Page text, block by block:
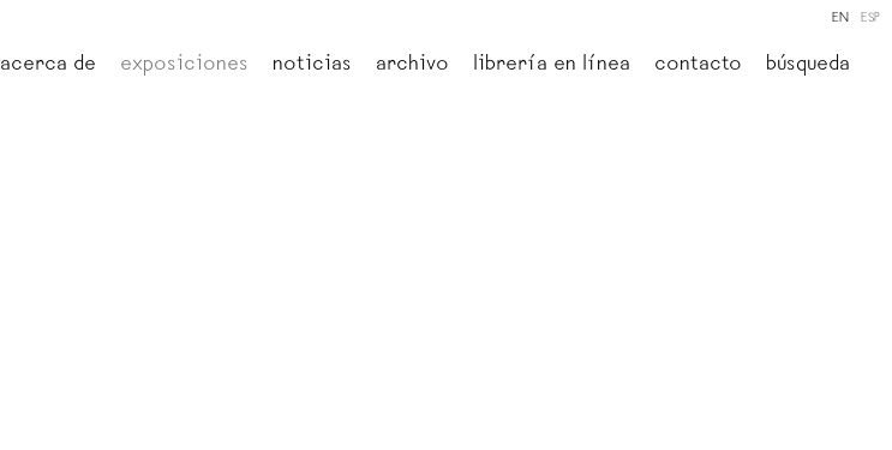
acerca de exposiciones noticias archivo librería en línea contacto búsqueda
EN ESP